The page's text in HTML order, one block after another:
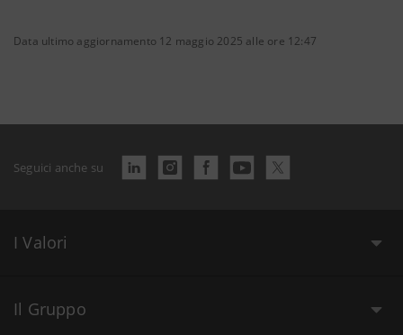
Data ultimo aggiornamento 12 maggio 2025 alle ore 12:47
Seguici anche su
I Valori
Il Gruppo